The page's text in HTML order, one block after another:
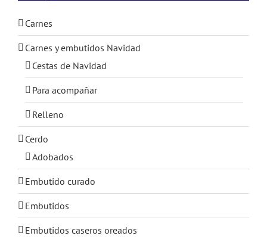
Carnes
Carnes y embutidos Navidad
Cestas de Navidad
Para acompañar
Relleno
Cerdo
Adobados
Embutido curado
Embutidos
Embutidos caseros oreados